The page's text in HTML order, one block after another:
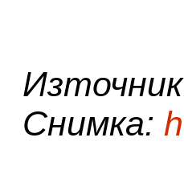
Снимка: